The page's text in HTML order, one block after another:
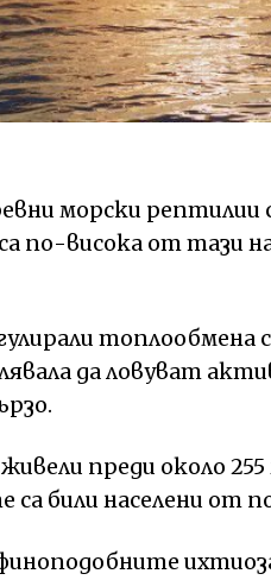
морски
по-висока от
топлообмена
да ловуват
преди около 255
са били населени от